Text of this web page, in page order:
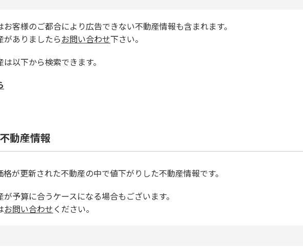
客様のご都合により広告できない不動産情報も含まれます。
がありましたらお問い合わせ下さい。
以下から検索できます。
動産情報
が更新された不動産の中で値下がりした不動産情報です。
予算に合うケースになる場合もございます。
お問い合わせください。